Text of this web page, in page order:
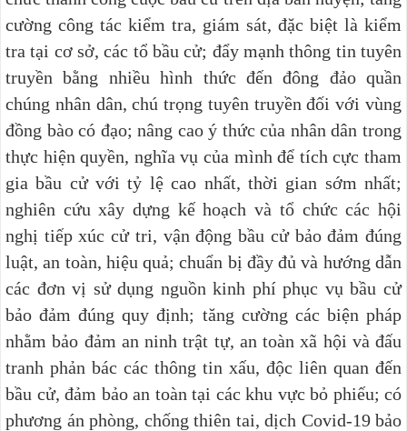
cường công tác kiểm tra, giám sát, đặc biệt là kiểm
tra tại cơ sở, các tổ bầu cử; đẩy mạnh thông tin tuyên
truyền bằng nhiều hình thức đến đông đảo quần
chúng nhân dân, chú trọng tuyên truyền đối với vùng
đồng bào có đạo; nâng cao ý thức của nhân dân trong
thực hiện quyền, nghĩa vụ của mình để tích cực tham
gia bầu cử với tỷ lệ cao nhất, thời gian sớm nhất;
nghiên cứu xây dựng kế hoạch và tổ chức các hội
nghị tiếp xúc cử tri, vận động bầu cử bảo đảm đúng
luật, an toàn, hiệu quả; chuẩn bị đầy đủ và hướng dẫn
các đơn vị sử dụng nguồn kinh phí phục vụ bầu cử
bảo đảm đúng quy định; tăng cường các biện pháp
nhằm bảo đảm an ninh trật tự, an toàn xã hội và đấu
tranh phản bác các thông tin xấu, độc liên quan đến
bầu cử, đảm bảo an toàn tại các khu vực bỏ phiếu; có
phương án phòng, chống thiên tai, dịch Covid-19 bảo